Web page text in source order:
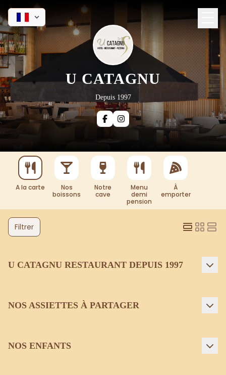
U CATAGNU
Depuis 1997
A la carte
Nos
boissons
Notre
cave
Menu
demi
pension
À
emporter
Filtrer
U CATAGNU RESTAURANT DEPUIS 1997
NOS ASSIETTES À PARTAGER
NOS ENFANTS